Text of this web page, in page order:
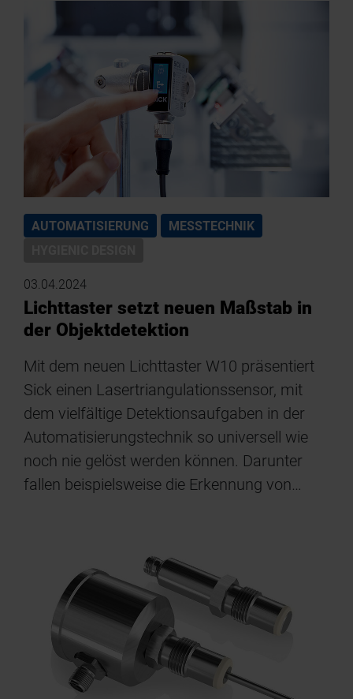
AUTOMATISIERUNG
MESSTECHNIK
03.04.2024
Lichttaster setzt neuen Maßstab in
der Objektdetektion
Mit dem neuen Lichttaster W10 präsentiert
Sick einen Lasertriangulationssensor, mit
dem vielfältige Detektionsaufgaben in der
Automatisierungstechnik so universell wie
noch nie gelöst werden können. Darunter
fallen beispielsweise die Erkennung von…